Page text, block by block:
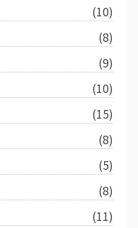
(10)
(8)
(9)
(10)
(15)
(8)
(5)
(8)
(11)